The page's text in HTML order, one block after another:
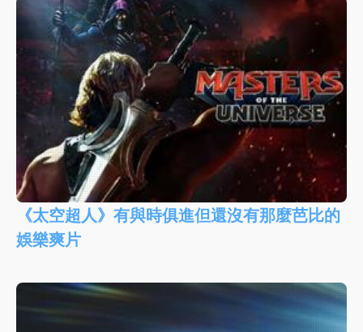
《太空超人》有與時俱進但還沒有那麼芭比的
娛樂爽片